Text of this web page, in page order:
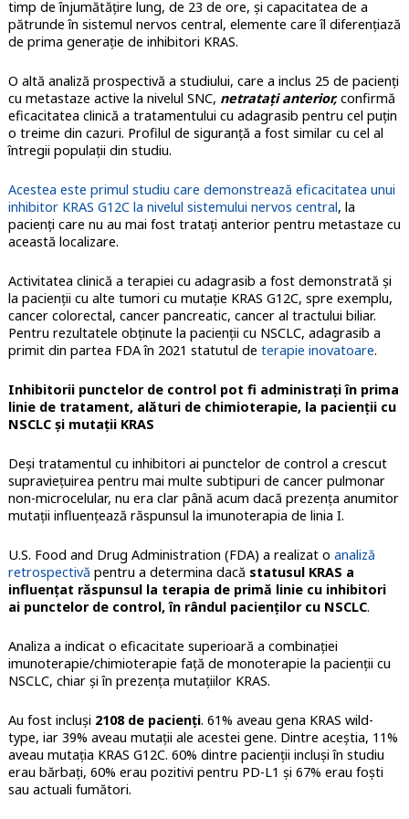
timp de înjumătăţire lung, de 23 de ore, şi capacitatea de a
pătrunde în sistemul nervos central, elemente care îl diferențiază
de prima generație de inhibitori KRAS.
O altă analiză prospectivă a studiului, care a inclus 25 de pacienți
cu metastaze active la nivelul SNC, netratați anterior,confirmă
eficacitatea clinică a tratamentului cu adagrasib pentru cel puțin
o treime din cazuri. Profilul de siguranță a fost similar cu cel al
întregii populații din studiu.
Acestea este primul studiu care demonstrează eficacitatea unui
inhibitor KRAS G12C la nivelul sistemului nervos central, la
pacienți care nu au mai fost tratați anterior pentru metastaze cu
această localizare.
Activitatea clinică a terapiei cu adagrasib a fost demonstrată şi
la pacienții cu alte tumori cu mutație KRAS G12C, spre exemplu,
cancer colorectal, cancer pancreatic, cancer al tractului biliar.
Pentru rezultatele obţinute la pacienţii cu NSCLC, adagrasib a
primit din partea FDA în 2021 statutul de terapie inovatoare.
Inhibitorii punctelor de control pot fi administrați în prima
linie de tratament, alături de chimioterapie, la pacienţii cu
NSCLC şi mutaţii KRAS
Deși tratamentul cu inhibitori ai punctelor de control a crescut
supraviețuirea pentru mai multe subtipuri de cancer pulmonar
non-microcelular, nu era clar până acum dacă prezența anumitor
mutații influențează răspunsul la imunoterapia de linia I.
U.S. Food and Drug Administration (FDA) a realizat o analiză
retrospectivă pentru a determina dacă statusul KRAS a
influenţat răspunsul la terapia de primă linie cu inhibitori
ai punctelor de control, în rândul pacienților cu NSCLC.
Analiza a indicat o eficacitate superioară a combinaţiei
imunoterapie/chimioterapie faţă de monoterapie la pacienţii cu
NSCLC, chiar şi în prezenţa mutaţiilor KRAS.
Au fost incluşi 2108 de pacienţi. 61% aveau gena KRAS wild-
type, iar 39% aveau mutaţii ale acestei gene. Dintre aceştia, 11%
aveau mutaţia KRAS G12C. 60% dintre pacienţii incluşi în studiu
erau bărbaţi, 60% erau pozitivi pentru PD-L1 şi 67% erau foşti
sau actuali fumători.